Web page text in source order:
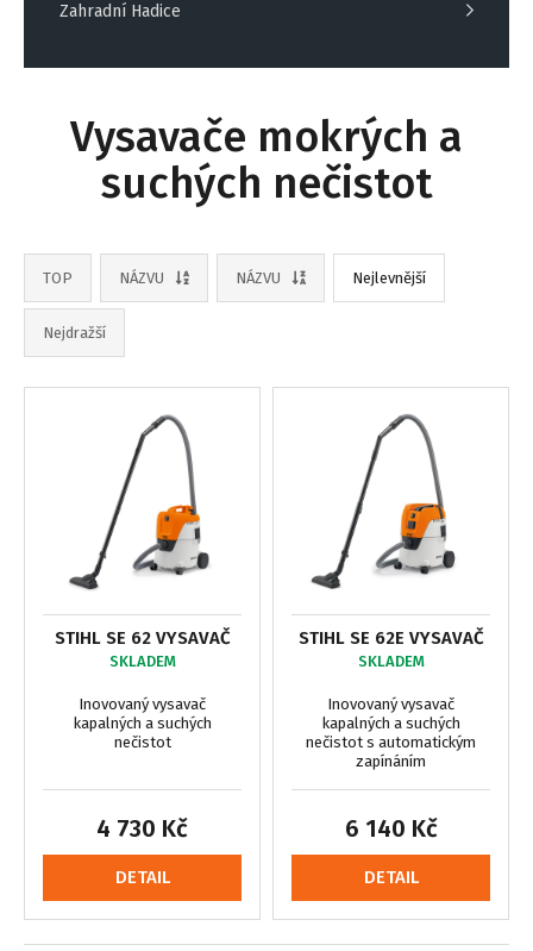
Zahradní Hadice
Vysavače mokrých a
suchých nečistot
TOP NÁZVU NÁZVU Nejlevnější
Nejdražší
STIHL SE 62 VYSAVAČ
SKLADEM
Inovovaný vysavač
kapalných a suchých
nečistot
4 730 Kč
DETAIL
STIHL SE 62E VYSAVAČ
SKLADEM
Inovovaný vysavač
kapalných a suchých
nečistot s automatickým
zapínáním
6 140 Kč
DETAIL